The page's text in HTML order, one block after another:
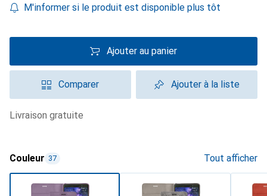
M'informer si le produit est disponible plus tôt
Ajouter au panier
Comparer Ajouter à la liste
livraison gratuite
Couleur 37 Tout afficher